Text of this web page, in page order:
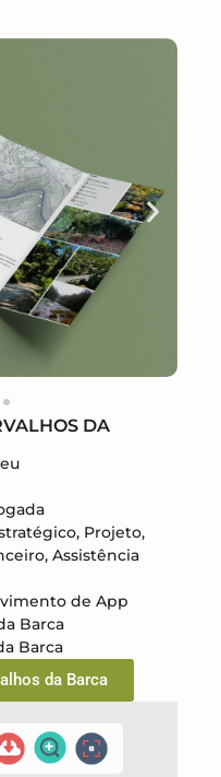
DA
Projeto,
Assistência
de App
Barca
Barca
da Barca